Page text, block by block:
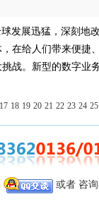
发展迅猛，深刻地
在给人们带来便捷
战。新型的数字业
17 18 19 20 21 22 23 24 25
或者 咨